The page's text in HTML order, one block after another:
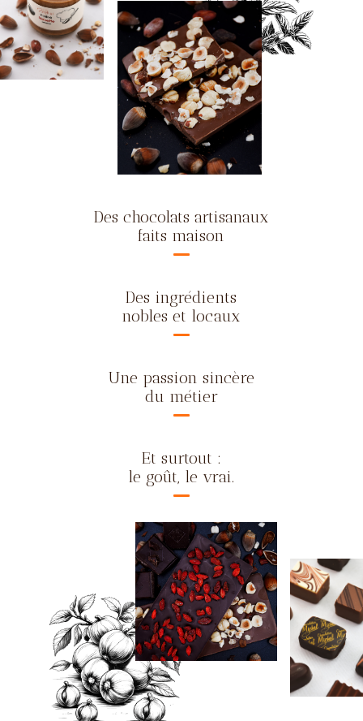
Des chocolats artisanaux
faits maison
Des ingrédients
nobles et locaux
Une passion sincère
du métier
Et surtout :
le goût, le vrai.